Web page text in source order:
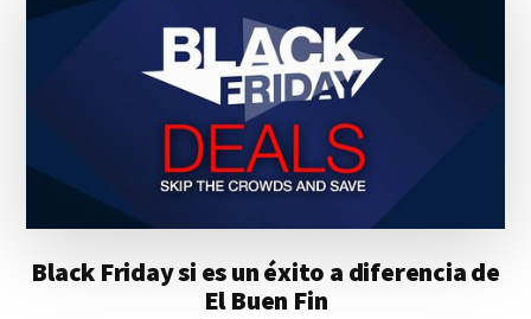
Black Friday si es un éxito a diferencia de
El Buen Fin